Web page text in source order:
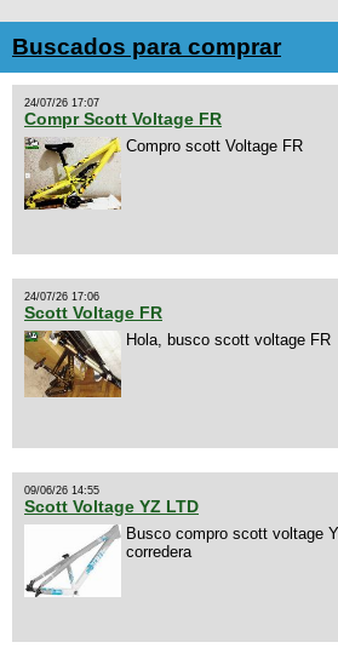
Buscados para comprar
24/07/26 17:07
Compr Scott Voltage FR
Compro scott Voltage FR
24/07/26 17:06
Scott Voltage FR
Hola, busco scott voltage FR
09/06/26 14:55
Scott Voltage YZ LTD
Busco compro scott voltage
corredera